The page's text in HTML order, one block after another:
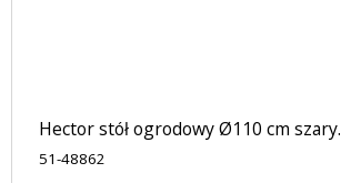
Hector stół ogrodowy Ø110 cm szary.
51-48862